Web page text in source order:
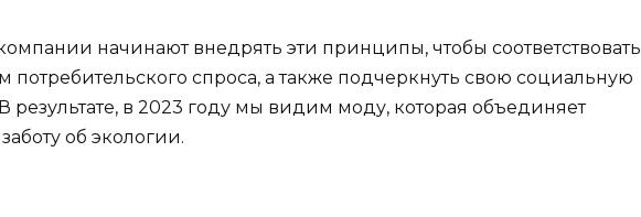
начинают внедрять эти принципы, чтобы соответствовать
потребительского спроса, а также подчеркнуть свою социальную
В результате, в 2023 году мы видим моду, которая объединяет
об экологии.